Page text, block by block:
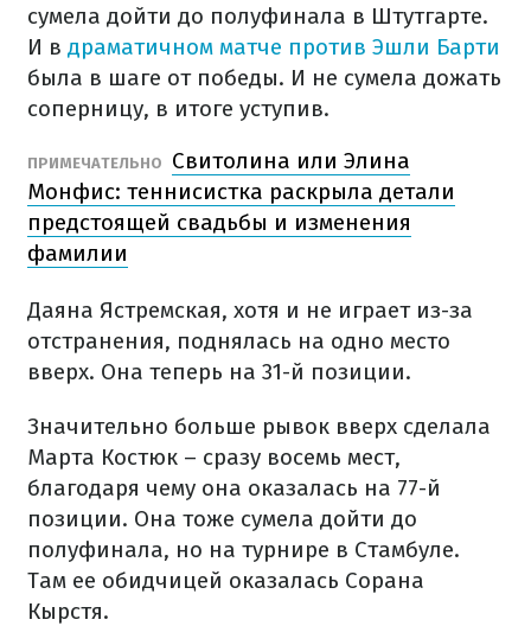
сумела дойти до полуфинала в Штутгарте.
И в драматичном матче против Эшли Барти
была в шаге от победы. И не сумела дожать
соперницу, в итоге уступив.
ПРИМЕЧАТЕЛЬНО
Свитолина или Элина
Монфис: теннисистка раскрыла детали
предстоящей свадьбы и изменения
фамилии
Даяна Ястремская, хотя и не играет из-за
отстранения, поднялась на одно место
вверх. Она теперь на 31-й позиции.
Значительно больше рывок вверх сделала
Марта Костюк – сразу восемь мест,
благодаря чему она оказалась на 77-й
позиции. Она тоже сумела дойти до
полуфинала, но на турнире в Стамбуле.
Там ее обидчицей оказалась Сорана
Кырстя.